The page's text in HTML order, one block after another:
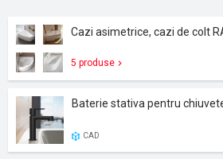
Cazi asimetrice, cazi de colt
5 produse
Baterie stativa pentru
CAD